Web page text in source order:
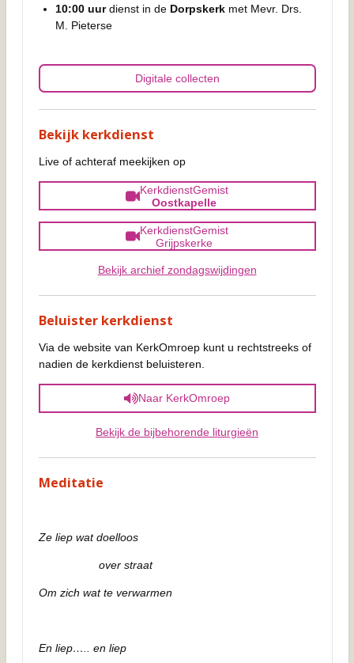
10:00 uurdienst in de Dorpskerkmet Mevr. Drs.
M. Pieterse
Digitale collecten
Bekijk kerkdienst
Live of achteraf meekijken op
KerkdienstGemist
Oostkapelle
KerkdienstGemist
Grijpskerke
Bekijk archief zondagswijdingen
Beluister kerkdienst
Via de website van KerkOmroep kunt u rechtstreeks of
nadien de kerkdienst beluisteren.
Naar KerkOmroep
Bekijk de bijbehorende liturgieën
Meditatie
Ze liep wat doelloos
over straat
Om zich wat te verwarmen
En liep….. en liep